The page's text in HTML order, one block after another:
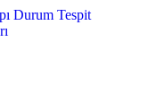
Durum Tespit